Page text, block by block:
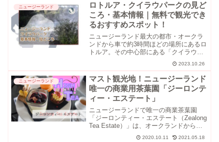
ニュージーランド
ロトルア・クイラウパークの見ど
ころ・基本情報｜無料で観光でき
るおすすめスポット！
ニュージーランド最大の都市・オークラ
ンドから車で約3時間ほどの場所にあるロ
トルア。その中心部にある「クイラウパ
ーク（Kuirau Park）」は、無料で散策で
きるおすすめの観光スポットです。ニュ
ージーランドで観光するとなると、かな
り費用がか...
2023.10.26
ニュージーランド
マスト観光地！ニュージーランド
唯一の商業用茶葉園「ジーロンテ
ィー・エステート」
ニュージーランドで唯一の商業茶葉園
「ジーロンティー・エステート（Zealong
Tea Estate）」は、オークランドから南
下してハミルトンに行く途中に立ち寄れ
2020.10.11 2021.05.18